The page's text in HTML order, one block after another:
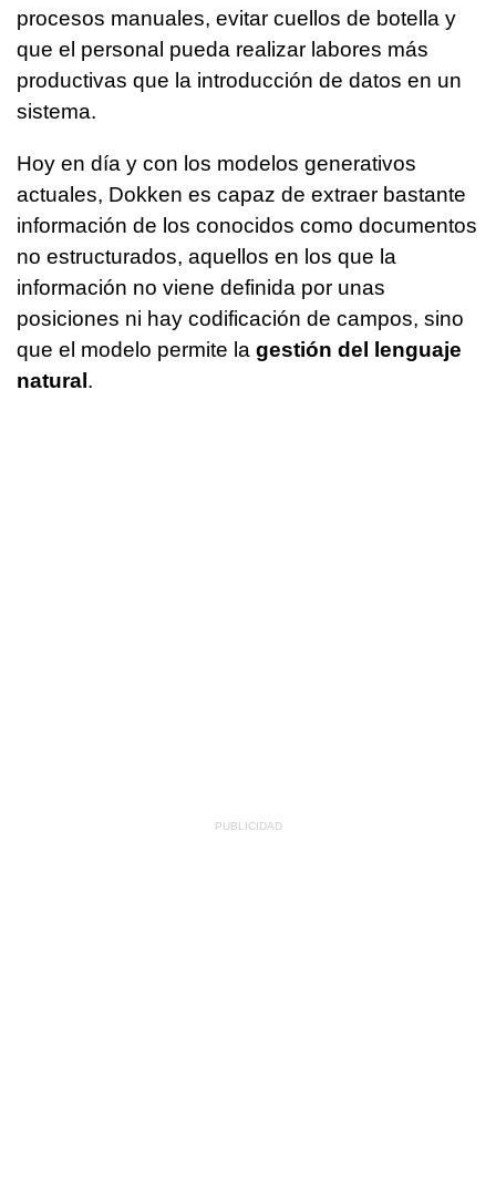
procesos manuales, evitar cuellos de botella y
que el personal pueda realizar labores más
productivas que la introducción de datos en un
sistema.
Hoy en día y con los modelos generativos
actuales, Dokken es capaz de extraer bastante
información de los conocidos como documentos
no estructurados, aquellos en los que la
información no viene definida por unas
posiciones ni hay codificación de campos, sino
que el modelo permite la gestión del lenguaje
natural.